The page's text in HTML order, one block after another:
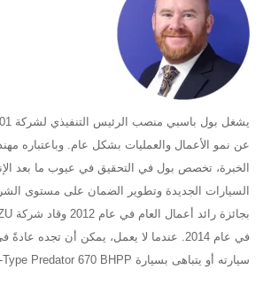
عن نمو الأعمال والعمليات بشكل عام. وباعتباره
الخبرة، تخصص بول في التحقيق في عيوب ما بعد
السيارات الجديدة وتطوير الضمان على مستوى
سيارته أو يتباهى بسيارة F-Type Predator 670 BHPP للعملاء.